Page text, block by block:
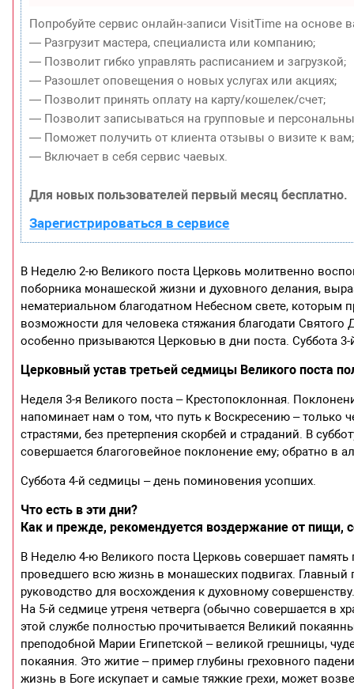
Попробуйте сервис онлайн-записи VisitTime на основе
— Разгрузит мастера, специалиста или компанию;
— Позволит гибко управлять расписанием и загрузкой;
— Разошлет оповещения о новых услугах или акциях;
— Позволит принять оплату на карту/кошелек/счет;
— Позволит записываться на групповые и
— Поможет получить от клиента отзывы о визите к вам;
— Включает в себя сервис чаевых.
Для новых пользователей первый месяц бесплатно.
Зарегистрироваться в сервисе
В Неделю 2-ю Великого поста Церковь молитвенно
поборника монашеской жизни и духовного делания,
нематериальном благодатном Небесном свете, которым
возможности для человека стяжания благодати
особенно призываются Церковью в дни поста. Суббота
Церковный устав третьей седмицы Великого поста
Неделя 3-я Великого поста – Крестопоклонная.
напоминает нам о том, что путь к Воскресению – только
страстями, без претерпения скорбей и страданий. В
совершается благоговейное поклонение ему; обратно в
Суббота 4-й седмицы – день поминовения усопших.
Что есть в эти дни?
Как и прежде, рекомендуется воздержание от
В Неделю 4-ю Великого поста Церковь совершает
проведшего всю жизнь в монашеских подвигах. Главный
руководство для восхождения к духовному
На 5-й седмице утреня четверга (обычно совершается в
этой службе полностью прочитывается Великий
преподобной Марии Египетской – великой грешницы,
покаяния. Это житие – пример глубины греховного
жизнь в Боге искупает и самые тяжкие грехи, может